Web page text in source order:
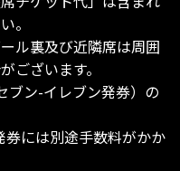
。
ル裏及び近隣席は周囲
ございます。
ン-イレブン発券）の
には別途手数料がかか